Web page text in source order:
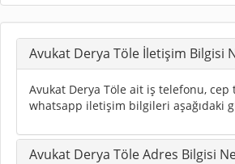
Avukat Derya Töle İletişim Bilgisi
Avukat Derya Töle ait iş telefonu, cep
whatsapp iletişim bilgileri aşağıdaki
Avukat Derya Töle Adres Bilgisi